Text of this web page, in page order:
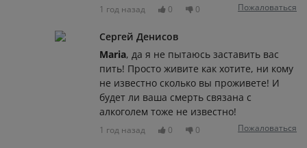
1 год назад 0 0 Пожаловаться
Сергей Денисов
Maria, да я не пытаюсь заставить вас
пить! Просто живите как хотите, ни кому
не известно сколько вы проживете! И
будет ли ваша смерть связана с
алкоголем тоже не известно!
1 год назад 0 0 Пожаловаться